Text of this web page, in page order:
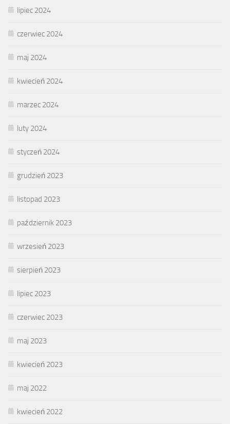
lipiec 2024
czerwiec 2024
maj 2024
kwiecień 2024
marzec 2024
luty 2024
styczeń 2024
grudzień 2023
listopad 2023
październik 2023
wrzesień 2023
sierpień 2023
lipiec 2023
czerwiec 2023
maj 2023
kwiecień 2023
maj 2022
kwiecień 2022